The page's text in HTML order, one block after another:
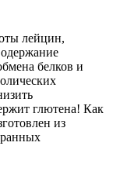
лейцин,
белков и
глютена! Как
из